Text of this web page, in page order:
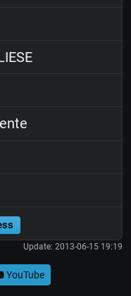
Update: 2013-06-15 19:19
YouTube